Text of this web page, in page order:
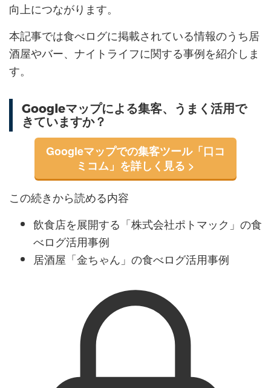
向上につながります。
本記事では食べログに掲載されている情報のうち居
酒屋やバー、ナイトライフに関する事例を紹介しま
す。
Googleマップによる集客、うまく活用で
きていますか？
Googleマップでの集客ツール「口コ
ミコム」を詳しく見る >
この続きから読める内容
飲食店を展開する「株式会社ポトマック」の食
べログ活用事例
居酒屋「金ちゃん」の食べログ活用事例